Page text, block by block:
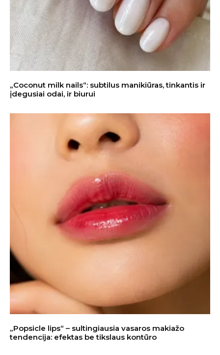
„Coconut milk nails“: subtilus manikiūras, tinkantis ir
įdegusiai odai, ir biurui
„Popsicle lips“ – sultingiausia vasaros makiažo
tendencija: efektas be tikslaus kontūro